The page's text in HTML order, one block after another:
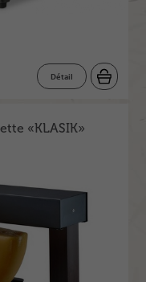
Détail
«KLASIK»